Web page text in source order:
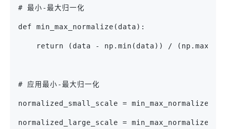
# 最小-最大归一化
def min_max_normalize(data):
return (data - np.min(data)) /
# 应用最小-最大归一化
normalized_small_scale =
normalized_large_scale =